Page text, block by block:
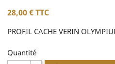
28,00 €TTC
PROFIL CACHE VERIN
Quantité